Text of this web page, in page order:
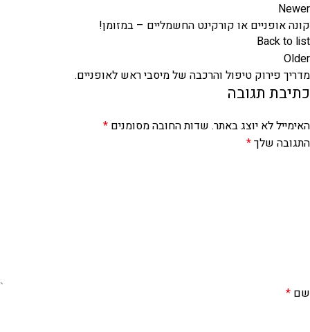
Newer
קונה אופניים או קורקינט החשמליים – במזומן!
Back to list
Older
מדריך פירוק טיפול והרכבה של מיסבי ראש לאופניים.
כתיבת תגובה
האימייל לא יוצג באתר. שדות החובה מסומנים *
התגובה שלך*
שם *